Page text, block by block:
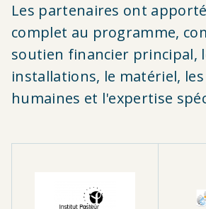
Les partenaires ont
complet au programme,
soutien financier principal,
installations, le matériel,
humaines et l'expertise